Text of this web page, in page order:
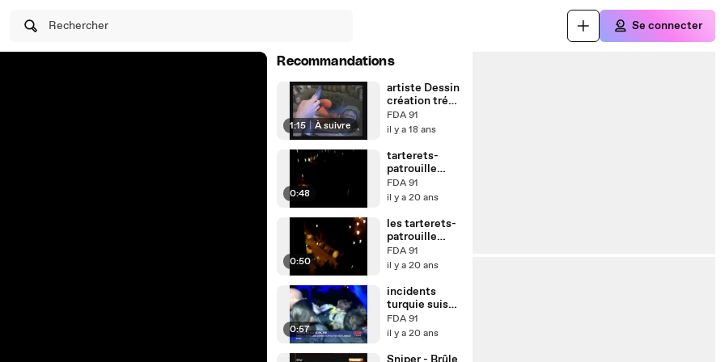
Rechercher Se connecter
Recommandations
1:15 À suivre
artiste Dessin
création trés
fort le mec
FDA 91
il y a 18 ans
0:48
tarterets-
patrouille
d'helicoptére
FDA 91
il y a 20 ans
0:50
les tarterets-
patrouille
d'hélicoptére
FDA 91
il y a 20 ans
0:57
incidents
turquie suisse
2005 football
FDA 91
il y a 20 ans